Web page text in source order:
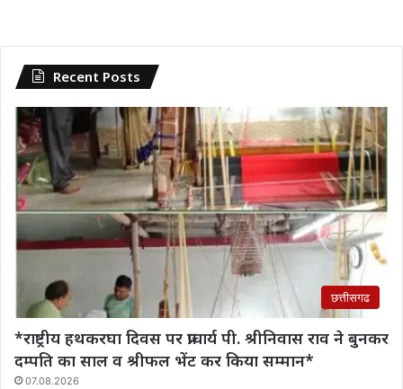
Recent Posts
छत्तीसगढ
*राष्ट्रीय हथकरघा दिवस पर प्राचार्य पी. श्रीनिवास राव‌ ने बुनकर
दम्पति का साल व श्रीफल भेंट कर किया सम्मान*
07.08.2026